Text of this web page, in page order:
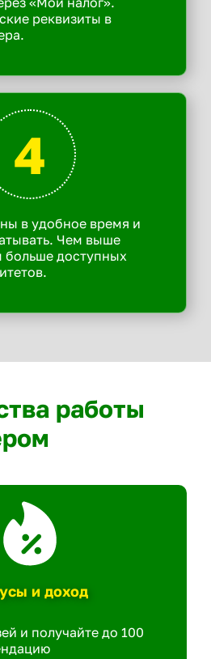
реквизиты в
4
в удобное время и
Чем выше
больше доступных
работы
и доход
и получайте до 100